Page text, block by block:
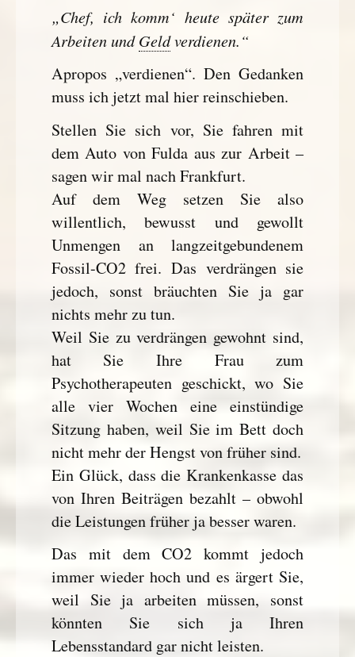
„Chef, ich komm‘ heute später zum
Arbeiten undGeldverdienen.“
Apropos „verdienen“. Den Gedanken
muss ich jetzt mal hier reinschieben.
Stellen Sie sich vor, Sie fahren mit
dem Auto von Fulda aus zur Arbeit –
sagen wir mal nach Frankfurt.
Auf dem Weg setzen Sie also
willentlich, bewusst und gewollt
Unmengen an langzeitgebundenem
Fossil-CO2 frei. Das verdrängen sie
jedoch, sonst bräuchten Sie ja gar
nichts mehr zu tun.
Weil Sie zu verdrängen gewohnt sind,
hat Sie Ihre Frau zum
Psychotherapeuten geschickt, wo Sie
alle vier Wochen eine einstündige
Sitzung haben, weil Sie im Bett doch
nicht mehr der Hengst von früher sind.
Ein Glück, dass die Krankenkasse das
von Ihren Beiträgen bezahlt – obwohl
die Leistungen früher ja besser waren.
Das mit dem CO2 kommt jedoch
immer wieder hoch und es ärgert Sie,
weil Sie ja arbeiten müssen, sonst
könnten Sie sich ja Ihren
Lebensstandard gar nicht leisten.